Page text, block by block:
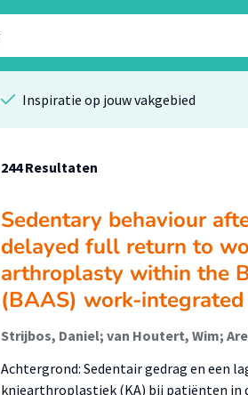
Inspiratie op jouw vakgebied
244 Resultaten
Sedentary behaviour
delayed full return to
arthroplasty within the
(BAAS) work-
Achtergrond: Sedentair gedrag en een
kniearthroplastiek (KA) bij patiënten in